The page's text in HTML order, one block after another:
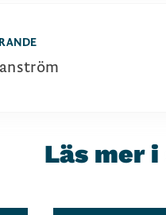
Läs mer